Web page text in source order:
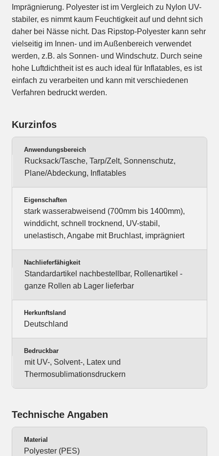
Imprägnierung. Polyester ist im Vergleich zu Nylon UV-
stabiler, es nimmt kaum Feuchtigkeit auf und dehnt sich
daher bei Nässe nicht. Das Ripstop-Polyester kann sehr
vielseitig im Innen- und im Außenbereich verwendet
werden, z.B. als Sonnen- und Windschutz. Durch seine
hohe Luftdichtheit ist es auch ideal für Inflatables, es ist
einfach zu verarbeiten und kann mit verschiedenen
Verfahren bedruckt werden.
Kurzinfos
Anwendungsbereich
Rucksack/Tasche, Tarp/Zelt, Sonnenschutz,
Plane/Abdeckung, Inflatables
Eigenschaften
stark wasserabweisend (700mm bis 1400mm),
winddicht, schnell trocknend, UV-stabil,
unelastisch, Angabe mit Bruchlast, imprägniert
Nachlieferfähigkeit
Standardartikel nachbestellbar, Rollenartikel -
ganze Rollen ab Lager lieferbar
Herkunftsland
Deutschland
Bedruckbar
mit UV-, Solvent-, Latex und
Thermosublimationsdruckern
Technische Angaben
Material
Polyester (PES)